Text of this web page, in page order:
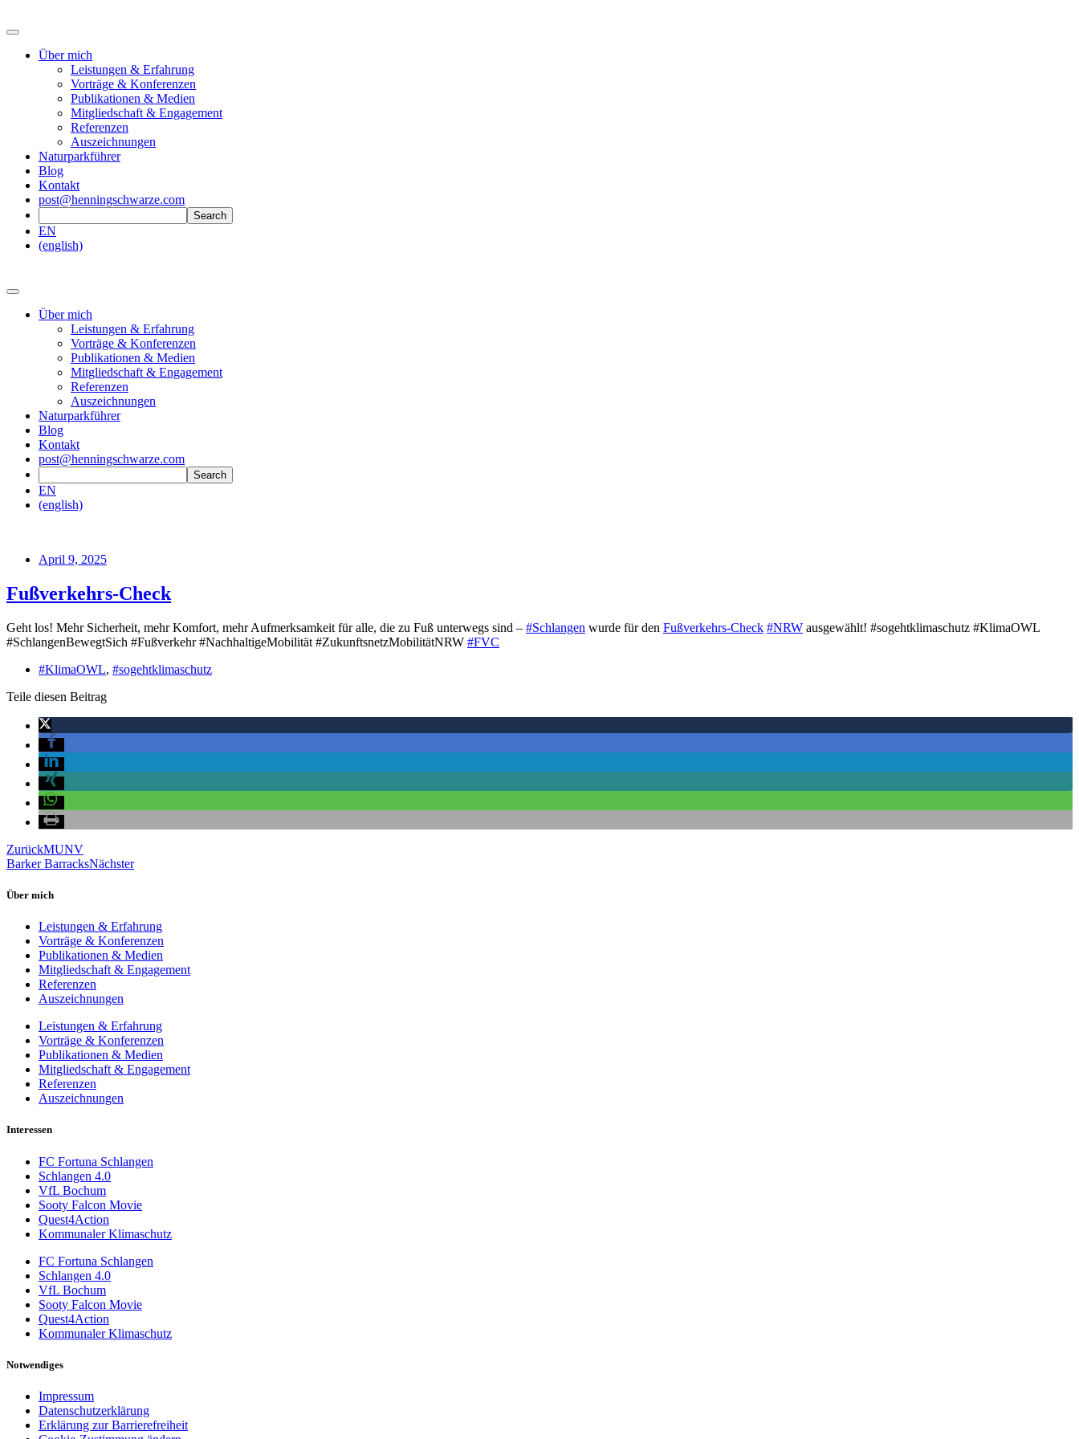
Über mich
Leistungen & Erfahrung
Vorträge & Konferenzen
Publikationen & Medien
Mitgliedschaft & Engagement
Referenzen
Auszeichnungen
Naturparkführer
Blog
Kontakt
post@henningschwarze.com
EN
(english)
Über mich
Leistungen & Erfahrung
Vorträge & Konferenzen
Publikationen & Medien
Mitgliedschaft & Engagement
Referenzen
Auszeichnungen
Naturparkführer
Blog
Kontakt
post@henningschwarze.com
EN
(english)
April 9, 2025
Fußverkehrs-Check
Geht los! Mehr Sicherheit, mehr Komfort, mehr Aufmerksamkeit für alle, die zu Fuß unterwegs sind – #Schlangen wurde für den Fußverkehrs-Check #NRW ausgewählt! #sogehtklimaschutz #KlimaOWL
#SchlangenBewegtSich #Fußverkehr #NachhaltigeMobilität #ZukunftsnetzMobilitätNRW #FVC
#KlimaOWL, #sogehtklimaschutz
Teile diesen Beitrag
ZurückMUNV
Barker BarracksNächster
Über mich
Leistungen & Erfahrung
Vorträge & Konferenzen
Publikationen & Medien
Mitgliedschaft & Engagement
Referenzen
Auszeichnungen
Leistungen & Erfahrung
Vorträge & Konferenzen
Publikationen & Medien
Mitgliedschaft & Engagement
Referenzen
Auszeichnungen
Interessen
FC Fortuna Schlangen
Schlangen 4.0
VfL Bochum
Sooty Falcon Movie
Quest4Action
Kommunaler Klimaschutz
FC Fortuna Schlangen
Schlangen 4.0
VfL Bochum
Sooty Falcon Movie
Quest4Action
Kommunaler Klimaschutz
Notwendiges
Impressum
Datenschutzerklärung
Erklärung zur Barrierefreiheit